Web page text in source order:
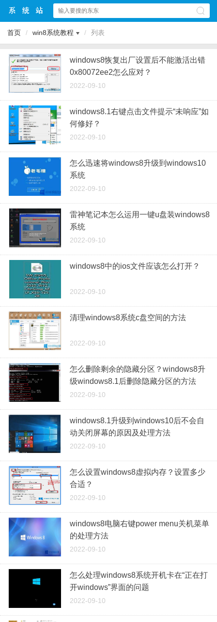
首页 / win8系统教程 / 列表
windows8恢复出厂设置后不能激活出错
0x80072ee2怎么应对？
2022-09-10
windows8.1右键点击文件提示“未响应”如
何修好？
2022-09-10
怎么迅速将windows8升级到windows10
系统
2022-09-10
雷神笔记本怎么运用一键u盘装windows8
系统
2022-09-10
windows8中的ios文件应该怎么打开？
2022-09-10
清理windows8系统c盘空间的方法
2022-09-10
怎么删除剩余的隐藏分区？windows8升
级windows8.1后删除隐藏分区的方法
2022-09-10
windows8.1升级到windows10后不会自
动关闭屏幕的原因及处理方法
2022-09-10
怎么设置windows8虚拟内存？设置多少
合适？
2022-09-10
windows8电脑右键power menu关机菜单
的处理方法
2022-09-10
怎么处理windows8系统开机卡在“正在打
开windows”界面的问题
2022-09-10